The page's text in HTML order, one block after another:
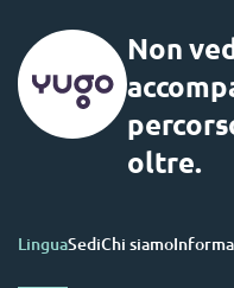
Non
oltre.
LinguaSediChi siamo